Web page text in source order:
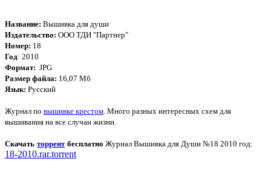
Название: Вышивка для души
Издательство: ООО ТДИ "Партнер"
Номер: 18
Год: 2010
Формат: JPG
Размер файла: 16,07 Мб
Язык: Русский
Журнал по вышивке крестом . Много разных интересных схем для
вышивания на все случаи жизни.
Скачать торрентбесплатно Журнал Вышивка для Души №18 2010 год:
18-2010.rar.torrent